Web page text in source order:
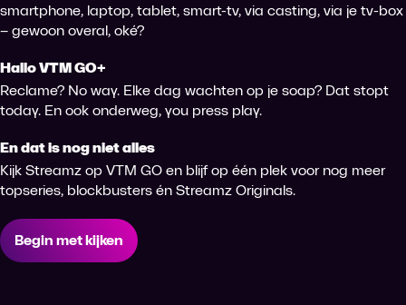
smartphone, laptop, tablet, smart-tv, via casting, via je tv-box
– gewoon overal, oké?
Hallo VTM GO+
Reclame? No way. Elke dag wachten op je soap? Dat stopt
today. En ook onderweg, you press play.
En dat is nog niet alles
Kijk Streamz op VTM GO en blijf op één plek voor nog meer
topseries, blockbusters én Streamz Originals.
Begin met kijken